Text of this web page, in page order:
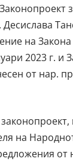
на
2023 г. и
от нар.
на
от